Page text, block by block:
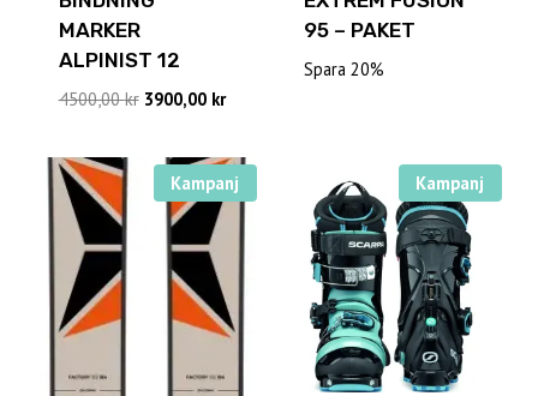
MARKER
ALPINIST 12
4500,00kr Det
priset
4500,00 kr.
3900,00 krDet
priset
är:
3900,00 kr.
95 – PAKET
Spara 20%
Kampanj Kampanj